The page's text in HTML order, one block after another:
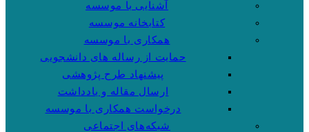
آشنایی با موسسه
کتابخانه موسسه
همکاری با موسسه
حمایت از رساله های دانشجویی
پیشنهاد طرح پژوهشی
ارسال مقاله و یادداشت
درخواست همکاری با موسسه
شبکه‌های اجتماعی